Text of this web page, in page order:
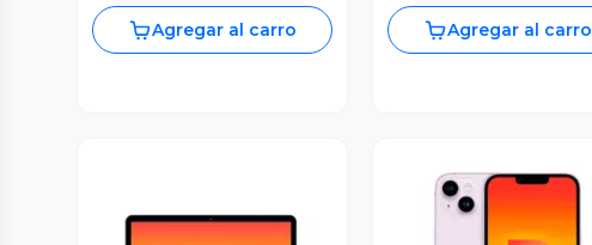
Agregar al carro Agregar al carro